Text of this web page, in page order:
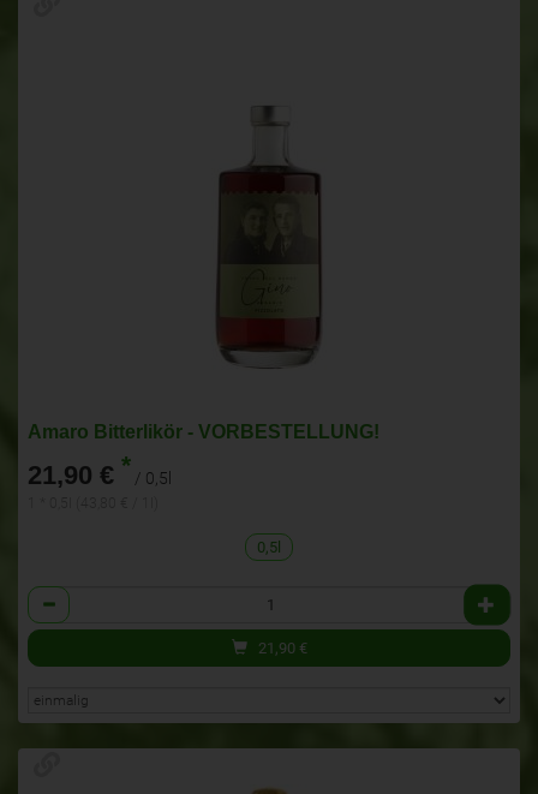
Amaro Bitterlikör - VORBESTELLUNG!
21,90 € * / 0,5l
0,5l
Anzahl
21,90 €